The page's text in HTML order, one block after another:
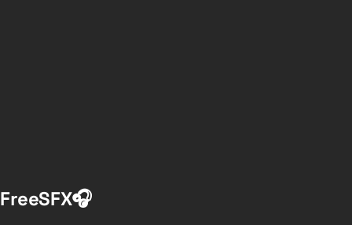
FreeSFX🎧